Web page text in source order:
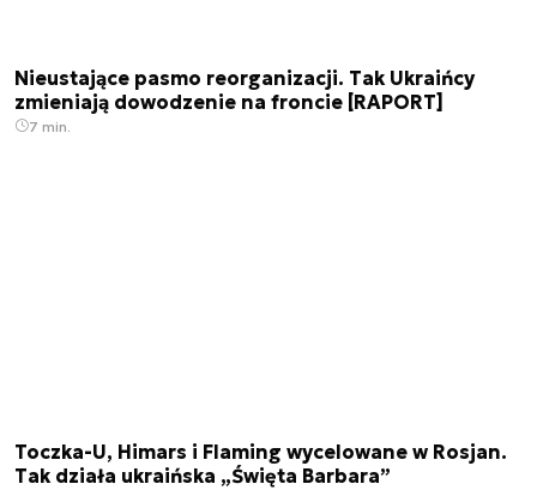
Nieustające pasmo reorganizacji. Tak Ukraińcy
zmieniają dowodzenie na froncie [RAPORT]
7 min.
Toczka-U, Himars i Flaming wycelowane w Rosjan.
Tak działa ukraińska „Święta Barbara”